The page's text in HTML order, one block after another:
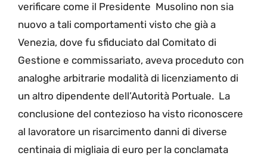
verificare come il Presidente Musolino non sia
nuovo a tali comportamenti visto che già a
Venezia, dove fu sfiduciato dal Comitato di
Gestione e commissariato, aveva proceduto con
analoghe arbitrarie modalità di licenziamento di
un altro dipendente dell’Autorità Portuale. La
conclusione del contezioso ha visto riconoscere
al lavoratore un risarcimento danni di diverse
centinaia di migliaia di euro per la conclamata